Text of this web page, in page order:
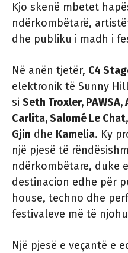
Kjo skenë mbetet
ndërkombëtarë,
dhe publiku i madh i
Në anën tjetër, C4
elektronik të Sunny
si Seth Troxler,
Carlita, Salomé Le
Gjin dhe Kamelia. Ky
një pjesë të
ndërkombëtare, duke
destinacion edhe për
house, techno dhe
festivaleve më të
Një pjesë e veçantë e